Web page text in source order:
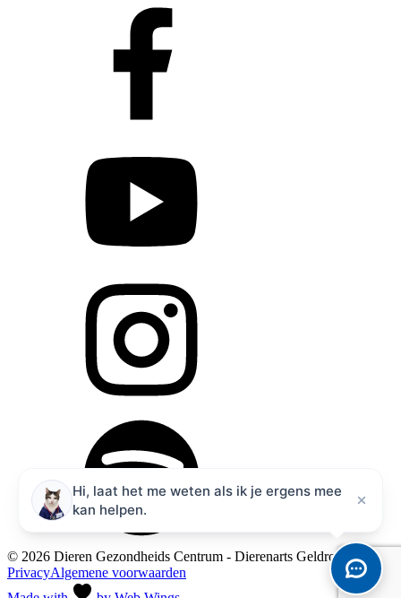
© 2026 Dieren Gezondheids Centrum - Dierenarts Geldrop
PrivacyAlgemene voorwaarden
Hi, laat het me weten als ik je ergens mee
kan helpen.